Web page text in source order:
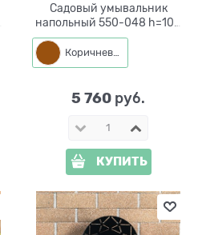
Садовый умывальник
напольный 550-048 h=100
см
Коричневый
5 760 руб.
КУПИТЬ